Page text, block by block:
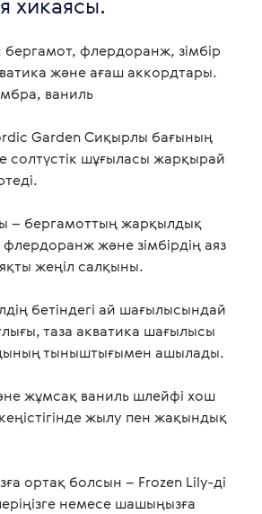
флердоранж, зімбір
және ағаш аккордтары.
ваниль
Garden Сиқырлы бағының
солтүстік шұғыласы жарқырай
– бергамоттың жарқылдық
флердоранж және зімбірдің аяз
жеңіл салқыны.
бетіндегі ай шағылысындай
таза акватика шағылысы
тыныштығымен ашылады.
жұмсақ ваниль шлейфі хош
жылу пен жақындық
ортақ болсын – Frozen Lily-ді
немесе шашыңызға